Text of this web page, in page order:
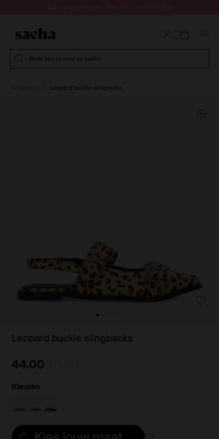
Waar ben je naar op zoek?
Leopard buckle slingbacks
Leopard buckle slingbacks
44.00
Kleuren